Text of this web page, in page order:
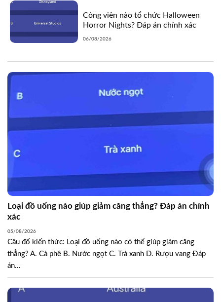
Công viên nào tổ chức Halloween
Horror Nights? Đáp án chính xác
06/08/2026
Loại đồ uống nào giúp giảm căng thẳng? Đáp án chính
xác
05/08/2026
Câu đố kiến thức: Loại đồ uống nào có thể giúp giảm căng
thẳng? A. Cà phê B. Nước ngọt C. Trà xanh D. Rượu vang Đáp
án...